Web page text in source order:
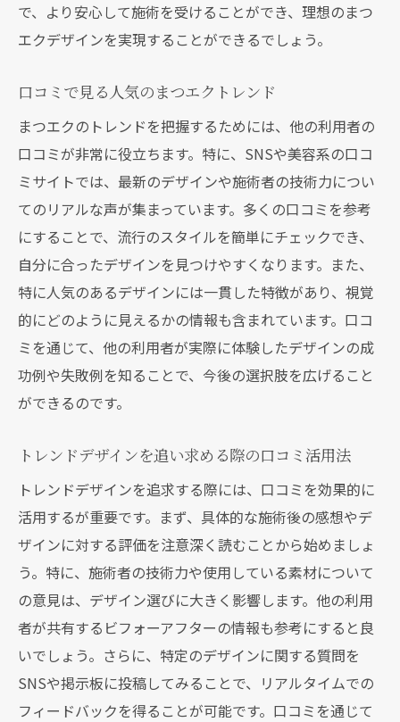
で、より安心して施術を受けることができ、理想のまつ
エクデザインを実現することができるでしょう。
口コミで見る人気のまつエクトレンド
まつエクのトレンドを把握するためには、他の利用者の
口コミが非常に役立ちます。特に、SNSや美容系の口コ
ミサイトでは、最新のデザインや施術者の技術力につい
てのリアルな声が集まっています。多くの口コミを参考
にすることで、流行のスタイルを簡単にチェックでき、
自分に合ったデザインを見つけやすくなります。また、
特に人気のあるデザインには一貫した特徴があり、視覚
的にどのように見えるかの情報も含まれています。口コ
ミを通じて、他の利用者が実際に体験したデザインの成
功例や失敗例を知ることで、今後の選択肢を広げること
ができるのです。
トレンドデザインを追い求める際の口コミ活用法
トレンドデザインを追求する際には、口コミを効果的に
活用するが重要です。まず、具体的な施術後の感想やデ
ザインに対する評価を注意深く読むことから始めましょ
う。特に、施術者の技術力や使用している素材について
の意見は、デザイン選びに大きく影響します。他の利用
者が共有するビフォーアフターの情報も参考にすると良
いでしょう。さらに、特定のデザインに関する質問を
SNSや掲示板に投稿してみることで、リアルタイムでの
フィードバックを得ることが可能です。口コミを通じて